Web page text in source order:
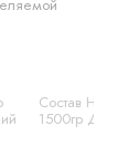
Состав Набор
1500гр